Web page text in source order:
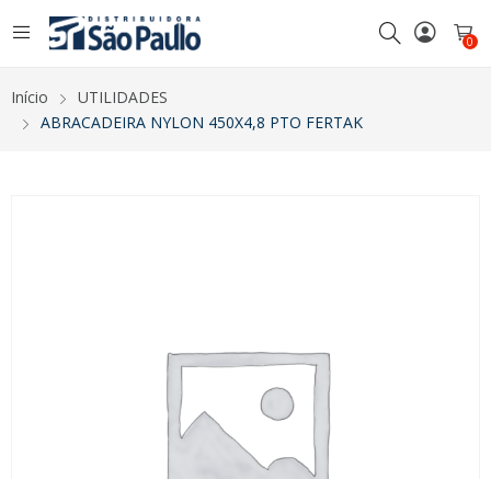
0
Início
UTILIDADES
ABRACADEIRA NYLON 450X4,8 PTO FERTAK